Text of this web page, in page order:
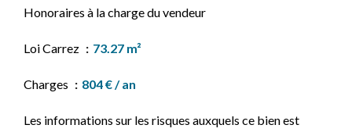
Honoraires à la charge du vendeur
Loi Carrez 73.27 m²
Charges 804 € / an
Les informations sur les risques auxquels ce bien est